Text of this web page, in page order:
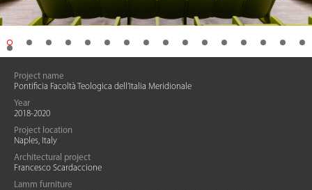
Project name
Pontificia Facoltà Teologica dell’Italia Meridionale
Year
2018-2020
Project location
Naples, Italy
Architectural project
Francesco Scardaccione
Lamm furniture